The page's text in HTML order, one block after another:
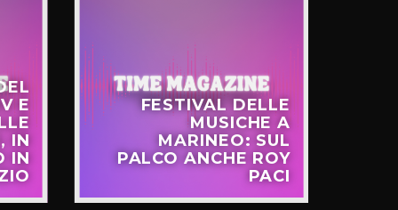
E
IN
IN
FESTIVAL DELLE
MUSICHE A
MARINEO: SUL
PALCO ANCHE ROY
PACI